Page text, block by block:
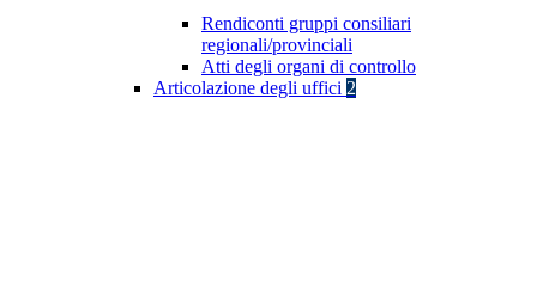
Rendiconti gruppi consiliari
regionali/provinciali
Atti degli organi di controllo
Articolazione degli uffici 2